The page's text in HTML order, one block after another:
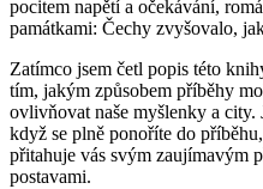
pocitem napětí a očekávání,
památkami: Čechy zvyšovalo,
Zatímco jsem četl popis této
tím, jakým způsobem příběhy
ovlivňovat naše myšlenky a city.
když se plně ponoříte do
přitahuje vás svým zaujímavým
postavami.